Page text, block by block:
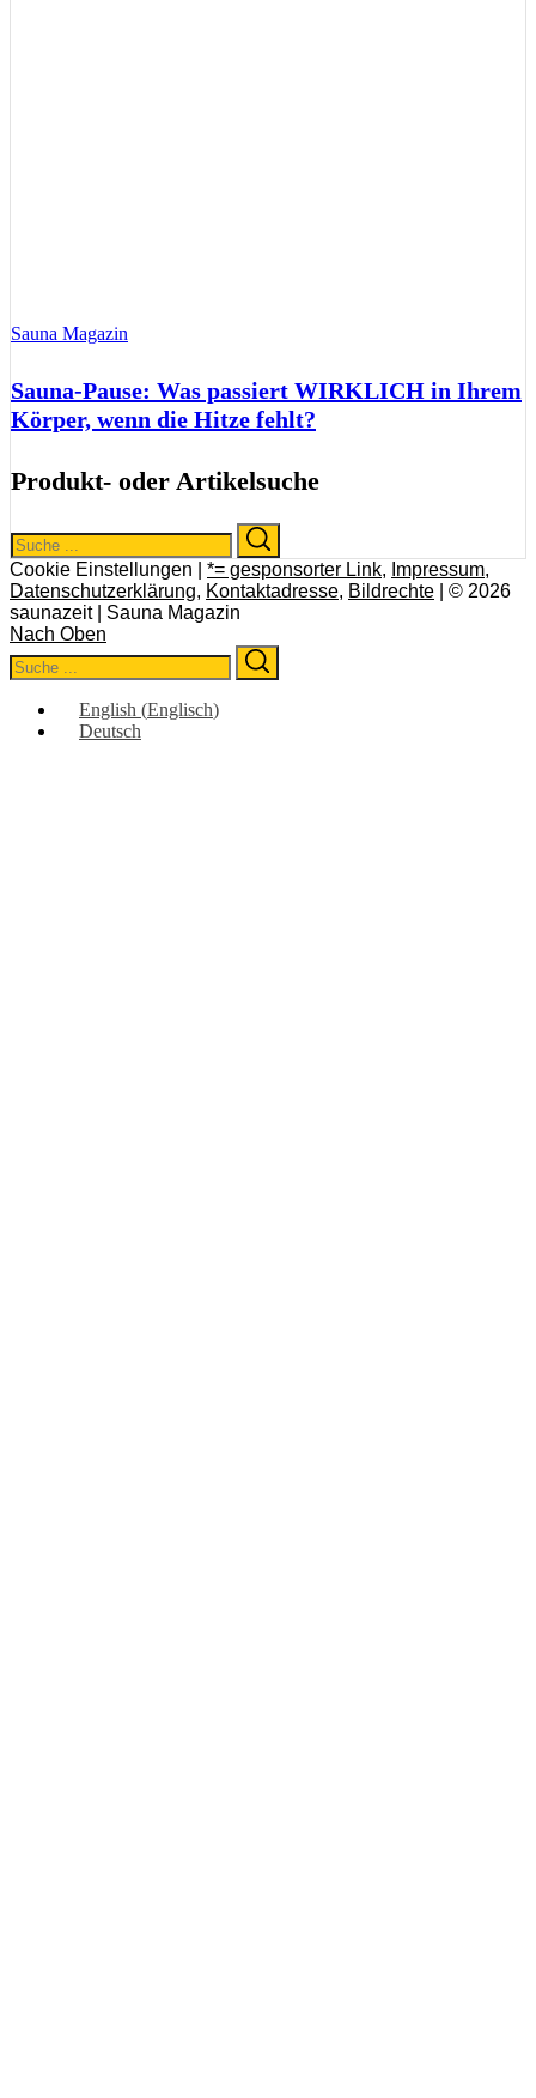
Sauna Magazin
Sauna-Pause: Was passiert WIRKLICH in Ihrem
Körper, wenn die Hitze fehlt?
Produkt- oder Artikelsuche
Search
for:
Cookie Einstellungen | *= gesponsorter Link, Impressum,
Datenschutzerklärung, Kontaktadresse, Bildrechte | © 2026
saunazeit | Sauna Magazin
Nach Oben
Search
for:
English (Englisch)
Deutsch